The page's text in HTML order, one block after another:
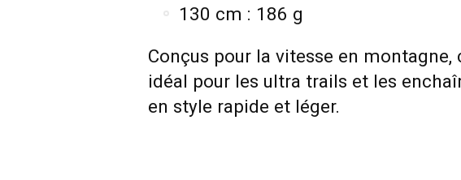
130 cm : 186 g
Conçus pour la vitesse en
idéal pour les ultra trails et les
en style rapide et léger.